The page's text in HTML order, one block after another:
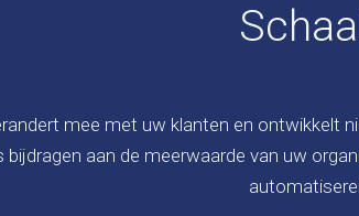
mee met uw klanten en ontwikkelt
bijdragen aan de meerwaarde van uw